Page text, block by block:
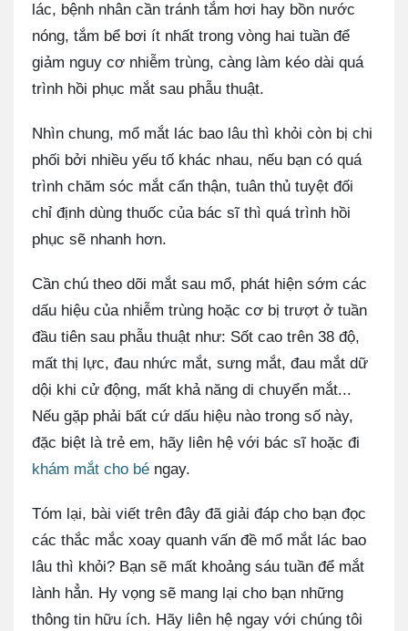
lác, bệnh nhân cần tránh tắm hơi hay bồn nước
nóng, tắm bể bơi ít nhất trong vòng hai tuần để
giảm nguy cơ nhiễm trùng, càng làm kéo dài quá
trình hồi phục mắt sau phẫu thuật.
Nhìn chung, mổ mắt lác bao lâu thì khỏi còn bị chi
phối bởi nhiều yếu tố khác nhau, nếu bạn có quá
trình chăm sóc mắt cẩn thận, tuân thủ tuyệt đối
chỉ định dùng thuốc của bác sĩ thì quá trình hồi
phục sẽ nhanh hơn.
Cần chú theo dõi mắt sau mổ, phát hiện sớm các
dấu hiệu của nhiễm trùng hoặc cơ bị trượt ở tuần
đầu tiên sau phẫu thuật như: Sốt cao trên 38 độ,
mất thị lực, đau nhức mắt, sưng mắt, đau mắt dữ
dội khi cử động, mất khả năng di chuyển mắt...
Nếu gặp phải bất cứ dấu hiệu nào trong số này,
đặc biệt là trẻ em, hãy liên hệ với bác sĩ hoặc đi
khám mắt cho bé ngay.
Tóm lại, bài viết trên đây đã giải đáp cho bạn đọc
các thắc mắc xoay quanh vấn đề mổ mắt lác bao
lâu thì khỏi? Bạn sẽ mất khoảng sáu tuần để mắt
lành hẳn. Hy vọng sẽ mang lại cho bạn những
thông tin hữu ích. Hãy liên hệ ngay với chúng tôi